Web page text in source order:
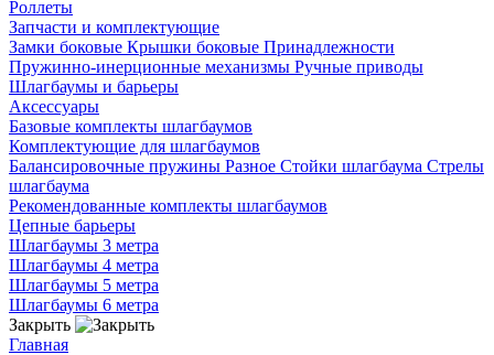
Роллеты
Запчасти и комплектующие
Замки боковые Крышки боковые Принадлежности
Пружинно-инерционные механизмы Ручные приводы
Шлагбаумы и барьеры
Аксессуары
Базовые комплекты шлагбаумов
Комплектующие для шлагбаумов
Балансировочные пружины Разное Стойки шлагбаума Стрелы
шлагбаума
Рекомендованные комплекты шлагбаумов
Цепные барьеры
Шлагбаумы 3 метра
Шлагбаумы 4 метра
Шлагбаумы 5 метра
Шлагбаумы 6 метра
Закрыть
Главная